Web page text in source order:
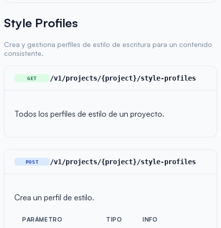
Style Profiles
Crea y gestiona perfiles de estilo de escritura para un contenido
consistente.
GET /v1/projects/{project}/style-profiles
Todos los perfiles de estilo de un proyecto.
POST /v1/projects/{project}/style-profiles
Crea un perfil de estilo.
PARÁMETRO TIPO INFO